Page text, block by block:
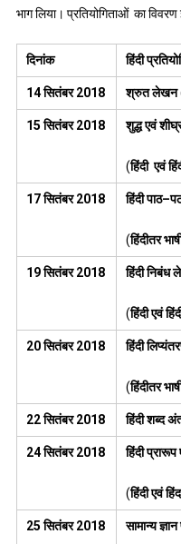
भाग लिया। प्रतियोगिताओं का
दिनांक हिंदी
14सितंबर2018 श्रुतलेखन
15सितंबर2018 शुद्धएवं
(हिंदी एवं
17सितंबर2018 हिंदीपाठ–
(हिंदीतर
19सितंबर2018 हिंदीनिबंध
(हिंदीएवं
20सितंबर2018 हिंदी
(हिंदीतर
22सितंबर2018 हिंदीशब्द
24सितंबर2018 हिंदीप्रारूप
(हिंदीएवं
25सितंबर2018 सामान्यज्ञान